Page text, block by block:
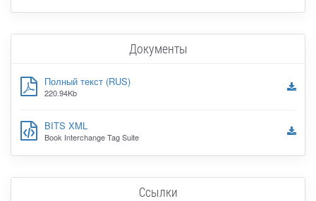
Документы
Полный текст (RUS)
220.94Kb
BITS XML
Book Interchange Tag Suite
Ссылки